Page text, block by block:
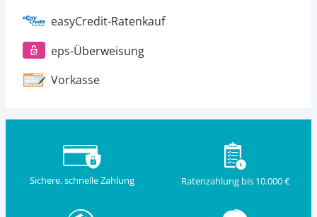
easyCredit-Ratenkauf
eps-Überweisung
Vorkasse
Sichere, schnelle Zahlung Ratenzahlung bis 10.000 €